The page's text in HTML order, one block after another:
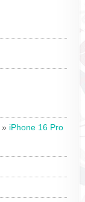
» iPhone 16 Pro